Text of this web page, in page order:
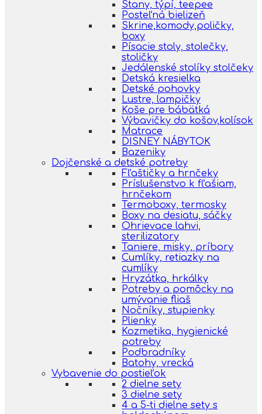
Stany, týpí, teepee
Posteľná bielizeň
Skrine,komody,poličky,
boxy
Písacie stoly, stolečky,
stoličky
Jedálenské stolíky stolčeky
Detská kresielka
Detské pohovky
Lustre, lampičky
Koše pre bábätká
Výbavičky do košov,kolísok
Matrace
DISNEY NÁBYTOK
Bazeniky
Dojčenské a detské potreby
Fľaštičky a hrnčeky
Príslušenstvo k fľašiam,
hrnčekom
Termoboxy, termosky
Boxy na desiatu, sáčky
Ohrievace lahvi,
sterilizatory
Taniere, misky, príbory
Cumlíky, retiazky na
cumlíky
Hryzátka, hrkálky
Potreby a pomôcky na
umývanie fliaš
Nočníky, stupienky
Plienky
Kozmetika, hygienické
potreby
Podbradníky
Batohy, vrecká
Vybavenie do postieľok
2 dielne sety
3 dielne sety
4 a 5-ti dielne sety s